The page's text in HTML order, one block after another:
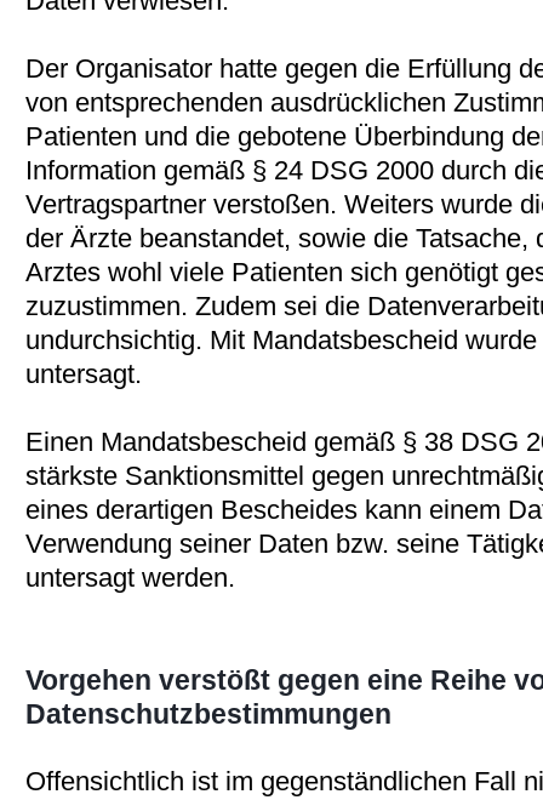
Der Organisator hatte gegen die Erfüllung
von entsprechenden ausdrücklichen
Patienten und die gebotene Überbindung
Information gemäß § 24 DSG 2000 durch
Vertragspartner verstoßen. Weiters wurde
der Ärzte beanstandet, sowie die Tatsache,
Arztes wohl viele Patienten sich genötigt
zuzustimmen. Zudem sei die
undurchsichtig. Mit Mandatsbescheid
untersagt.
Einen Mandatsbescheid gemäß § 38 DSG
stärkste Sanktionsmittel gegen
eines derartigen Bescheides kann einem
Verwendung seiner Daten bzw. seine
untersagt werden.
Vorgehen verstößt gegen eine Reihe
Datenschutzbestimmungen
Offensichtlich ist im gegenständlichen Fall